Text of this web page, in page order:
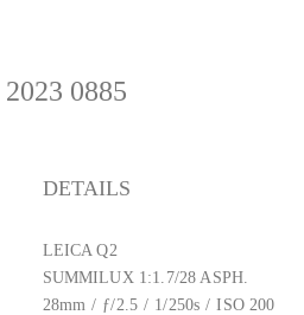
0885
DETAILS
LEICA Q2
SUMMILUX 1:1.7/28 ASPH.
28mm / ƒ/2.5 / 1/250s / ISO 200